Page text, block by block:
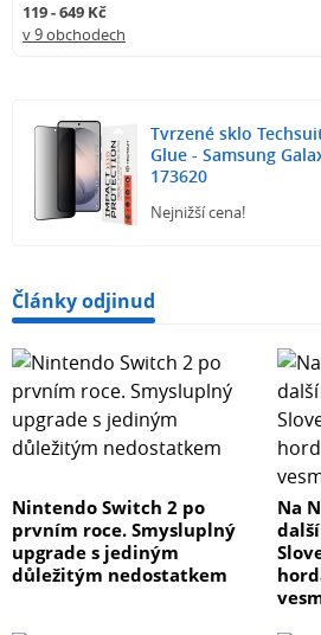
119 - 649 Kč
v 9 obchodech
Tvrzené sklo
Glue - Samsung
173620
Nejnižší cena!
Články odjinud
Nintendo Switch 2 po
prvním roce. Smysluplný
upgrade s jediným
důležitým nedostatkem
Na